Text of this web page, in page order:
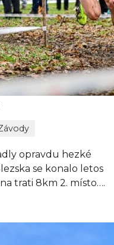
opravdu hezké
se konalo letos
trati 8km 2. místo….